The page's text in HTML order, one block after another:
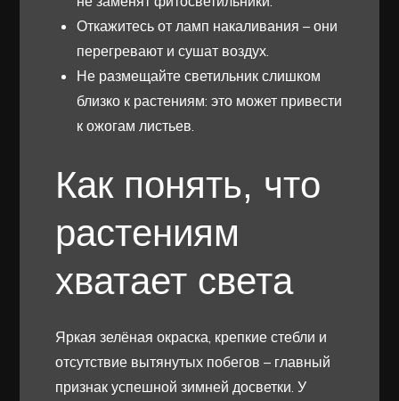
Откажитесь от ламп накаливания – они
перегревают и сушат воздух.
Не размещайте светильник слишком
близко к растениям: это может привести
к ожогам листьев.
Как понять, что
растениям
хватает света
Яркая зелёная окраска, крепкие стебли и
отсутствие вытянутых побегов – главный
признак успешной зимней досветки. У